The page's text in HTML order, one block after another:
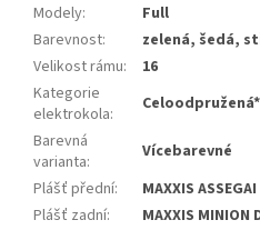
Modely:
Full
Barevnost:
zelená, šedá,
Velikost rámu:
16
Kategorie
elektrokola:
Barevná
varianta:
Vícebarevné
Plášť přední:
MAXXIS
Plášť zadní:
MAXXIS MINION